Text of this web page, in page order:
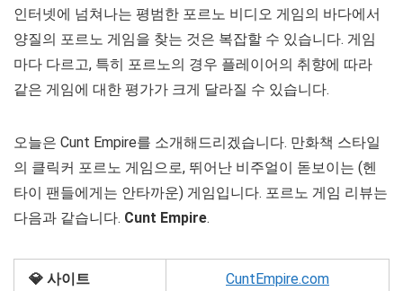
인터넷에 넘쳐나는 평범한 포르노 비디오 게임의 바다에서
양질의 포르노 게임을 찾는 것은 복잡할 수 있습니다. 게임
마다 다르고, 특히 포르노의 경우 플레이어의 취향에 따라
같은 게임에 대한 평가가 크게 달라질 수 있습니다.
오늘은 Cunt Empire를 소개해드리겠습니다. 만화책 스타일
의 클릭커 포르노 게임으로, 뛰어난 비주얼이 돋보이는 (헨
타이 팬들에게는 안타까운) 게임입니다. 포르노 게임 리뷰는
다음과 같습니다. Cunt Empire.
💎 사이트 CuntEmpire.com